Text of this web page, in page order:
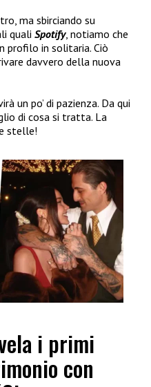
ma sbirciando su
quali Spotify, notiamo che
profilo in solitaria. Ciò
davvero della nuova
un po’ di pazienza. Da qui
di cosa si tratta. La
stelle!
i primi
con